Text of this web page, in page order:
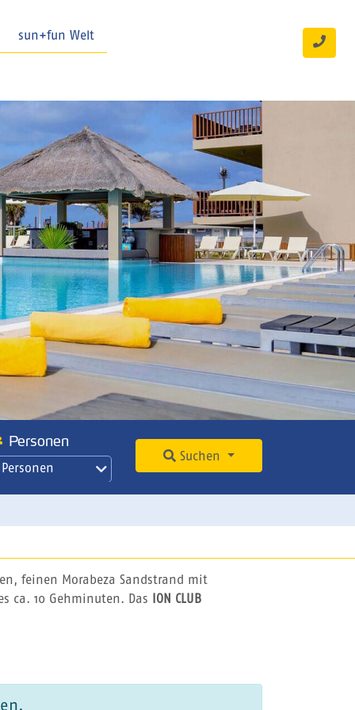
sun+fun Welt
Personen
Personen
Suchen
feinen Morabeza Sandstrand mit
ca. 10 Gehminuten. Das
ION CLUB